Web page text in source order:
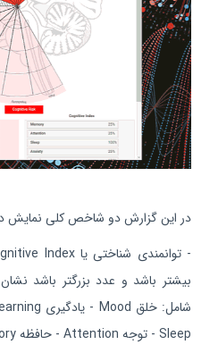
در این گزارش دو شاخص کلی نمایش
بیشتر باشد و عدد بزرگتر باشد
Sleep - توجه Attention - حافظه Memory است.